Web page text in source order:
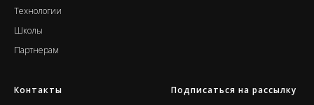
Технологии
Школы
Партнерам
Контакты
Подписаться на рассылку